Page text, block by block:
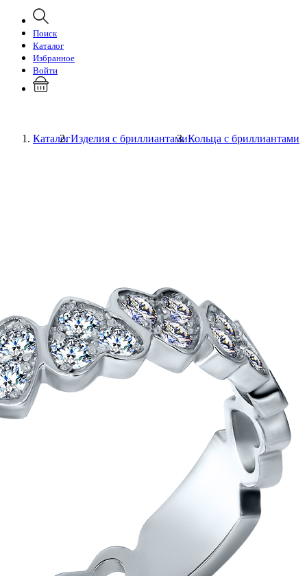
Поиск
Каталог
Избранное
Войти
КаталогИзделия с бриллиантамиКольца с бриллиантами